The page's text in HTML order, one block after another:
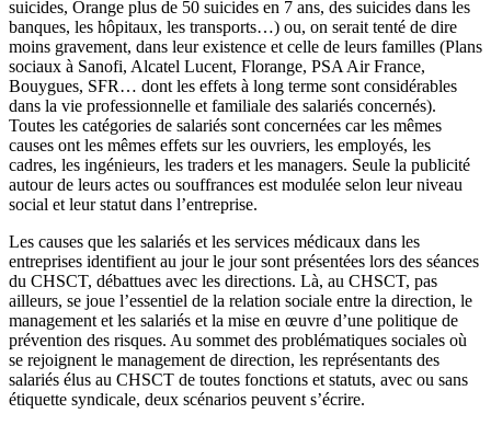
suicides, Orange plus de 50 suicides en 7 ans, des suicides dans les
banques, les hôpitaux, les transports…) ou, on serait tenté de dire
moins gravement, dans leur existence et celle de leurs familles (Plans
sociaux à Sanofi, Alcatel Lucent, Florange, PSA Air France,
Bouygues, SFR… dont les effets à long terme sont considérables
dans la vie professionnelle et familiale des salariés concernés).
Toutes les catégories de salariés sont concernées car les mêmes
causes ont les mêmes effets sur les ouvriers, les employés, les
cadres, les ingénieurs, les traders et les managers. Seule la publicité
autour de leurs actes ou souffrances est modulée selon leur niveau
social et leur statut dans l’entreprise.
Les causes que les salariés et les services médicaux dans les
entreprises identifient au jour le jour sont présentées lors des séances
du CHSCT, débattues avec les directions. Là, au CHSCT, pas
ailleurs, se joue l’essentiel de la relation sociale entre la direction, le
management et les salariés et la mise en œuvre d’une politique de
prévention des risques. Au sommet des problématiques sociales où
se rejoignent le management de direction, les représentants des
salariés élus au CHSCT de toutes fonctions et statuts, avec ou sans
étiquette syndicale, deux scénarios peuvent s’écrire.